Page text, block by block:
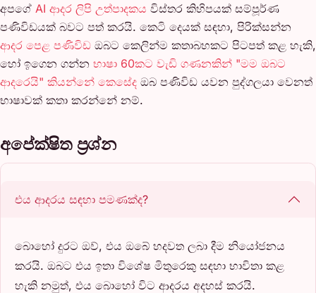
අපගේ AI ආදර ලිපි උත්පාදකය විස්තර කිහිපයක් සම්පූර්ණ
පණිවිඩයක් බවට පත් කරයි. කෙටි දෙයක් සඳහා, පිරික්සන්න
ආදර පෙළ පණිවිඩ ඔබට කෙලින්ම කතාබහකට පිටපත් කළ හැකි,
හෝ ඉගෙන ගන්න භාෂා 60කට වැඩි ගණනකින් "මම ඔබට
ආදරෙයි" කියන්නේ කෙසේද ඔබ පණිවිඩ යවන පුද්ගලයා වෙනත්
භාෂාවක් කතා කරන්නේ නම්.
අපේක්ෂිත ප්‍රශ්න
එය ආදරය සඳහා පමණක්ද?
බොහෝ දුරට ඔව්, එය ඔබේ හදවත ලබා දීම නියෝජනය
කරයි. ඔබට එය ඉතා විශේෂ මිතුරෙකු සඳහා භාවිතා කළ
හැකි නමුත්, එය බොහෝ විට ආදරය අදහස් කරයි.